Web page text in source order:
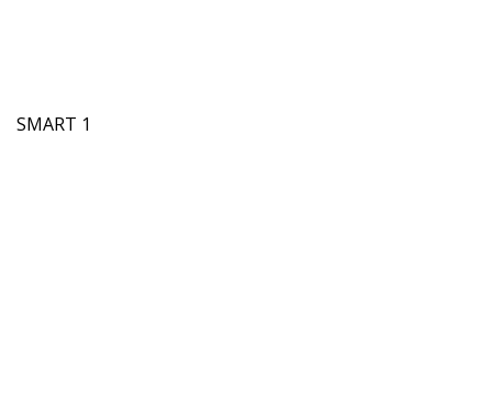
SMART 1